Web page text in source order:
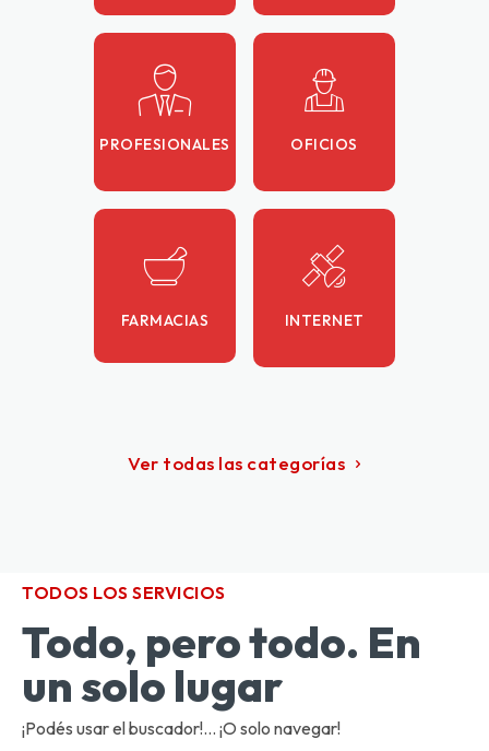
PROFESIONALES OFICIOS
FARMACIAS INTERNET
Ver todas las categorías
TODOS LOS SERVICIOS
Todo, pero todo. En
un solo lugar
¡Podés usar el buscador!... ¡O solo navegar!